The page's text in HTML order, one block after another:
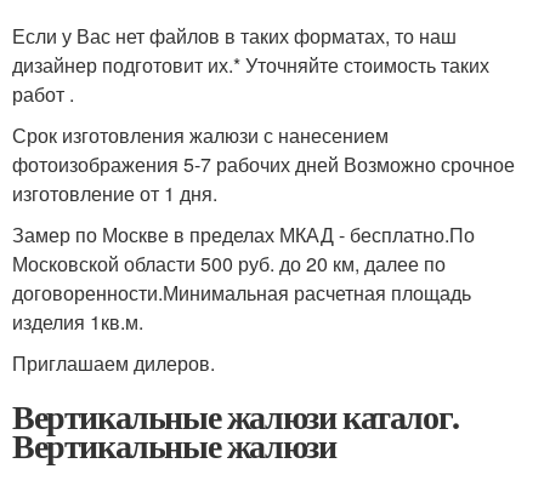
Если у Вас нет файлов в таких форматах, то наш
дизайнер подготовит их.* Уточняйте стоимость таких
работ .
Срок изготовления жалюзи с нанесением
фотоизображения 5-7 рабочих дней Возможно срочное
изготовление от 1 дня.
Замер по Москве в пределах МКАД - бесплатно.По
Московской области 500 руб. до 20 км, далее по
договоренности.Минимальная расчетная площадь
изделия 1кв.м.
Приглашаем дилеров.
Вертикальные жалюзи каталог.
Вертикальные жалюзи